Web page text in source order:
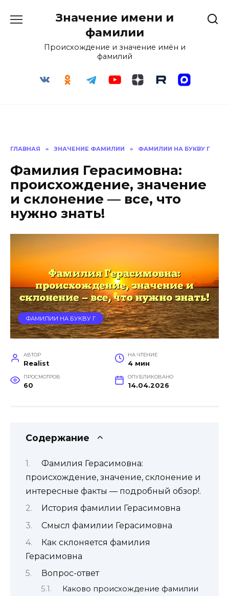
Значение имени и
фамилии
Происхождение и значение имён и
фамилий
ГЛАВНАЯ » ЗНАЧЕНИЕ ФАМИЛИИ » ФАМИЛИИ НА БУКВУ Г
Фамилия Герасимовна:
происхождение, значение
и склонение — все, что
нужно знать!
ФАМИЛИИ НА БУКВУ Г
АВТОР
Realist
НА ЧТЕНИЕ
4 мин
ПРОСМОТРОВ
60
ОПУБЛИКОВАНО
14.04.2026
Содержание
Фамилия Герасимовна:
происхождение, значение, склонение и
интересные факты — подробный обзор!.
История фамилии Герасимовна
Смысл фамилии Герасимовна
Как склоняется фамилия
Герасимовна
Вопрос-ответ
Каково происхождение фамилии